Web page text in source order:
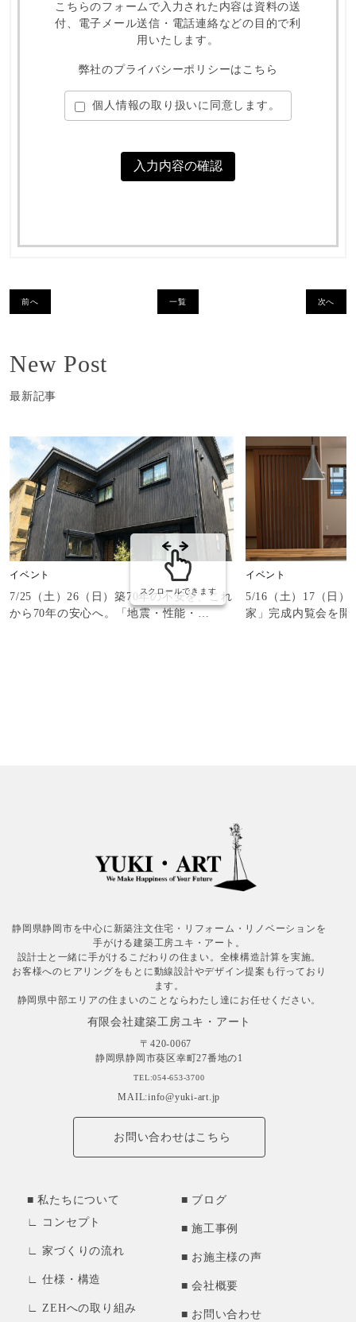
こちらのフォームで入力された内容は資料の送
付、 電子メール送信・電話連絡などの目的で利
用いたします。
弊社のプライバシーポリシーはこちら
個人情報の取り扱いに同意します。
前へ 一覧 次へ
New Post
最新記事
イベント
7/25（土）26（日）築70年の不安を、これ
から70年の安心へ。「地震・性能・…
イベント
5/16（土）17（日）
家」完成内覧会を開
スクロールできます
静岡県静岡市を中心に新築注文住宅・リフォーム・リノベーションを
手がける建築工房ユキ・アート。
設計士と一緒に手がけるこだわりの住まい。全棟構造計算を実施。
お客様へのヒアリングをもとに動線設計やデザイン提案も行っており
ます。
静岡県中部エリアの住まいのことならわたし達にお任せください。
有限会社建築工房ユキ・アート
〒420-0067
静岡県静岡市葵区幸町27番地の1
TEL:054-653-3700
MAIL:info@yuki-art.jp
お問い合わせはこちら
私たちについて
コンセプト
家づくりの流れ
仕様・構造
ZEHへの取り組み
ブログ
施工事例
お施主様の声
会社概要
お問い合わせ